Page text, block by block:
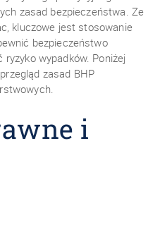
zasad bezpieczeństwa. Ze
kluczowe jest stosowanie
bezpieczeństwo
wypadków. Poniżej
zasad BHP
i